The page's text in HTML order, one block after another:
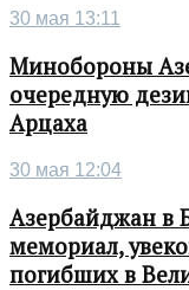
30 мая 13:11
Минобороны
очередную
Арцаха
30 мая 12:04
Азербайджан в
мемориал,
погибших в